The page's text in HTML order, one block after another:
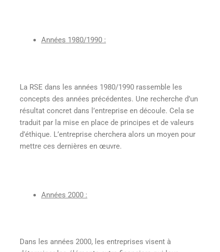
Années 1980/1990 :
La RSE dans les années 1980/1990 rassemble les
concepts des années précédentes. Une recherche d’un
résultat concret dans l’entreprise en découle. Cela se
traduit par la mise en place de principes et de valeurs
d’éthique. L’entreprise cherchera alors un moyen pour
mettre ces dernières en œuvre.
Années 2000 :
Dans les années 2000, les entreprises visent à